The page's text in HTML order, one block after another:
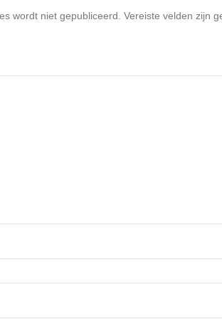
wordt niet gepubliceerd. Vereiste velden zijn